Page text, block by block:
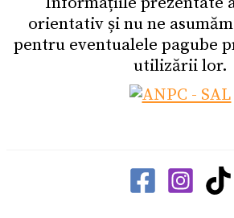
orientativ și nu ne
pentru eventualele pagube
utilizării lor.